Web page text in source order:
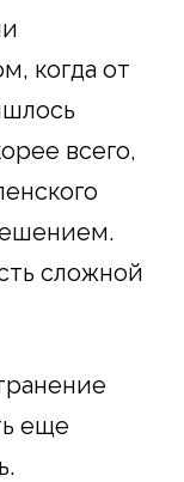
когда от
всего,
сложной
еще